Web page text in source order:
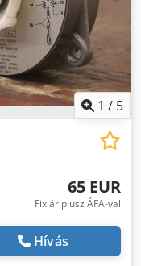
1 / 5
65 EUR
Fix ár plusz ÁFA-val
Hívás